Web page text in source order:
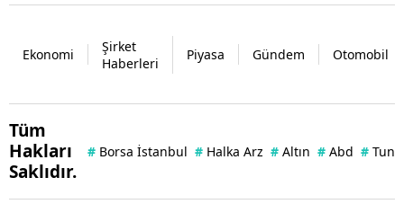
Ekonomi
Şirket
Haberleri
Piyasa Gündem Otomobil
Tüm
Hakları
Saklıdır.
# Borsa İstanbul # Halka Arz # Altın # Abd #